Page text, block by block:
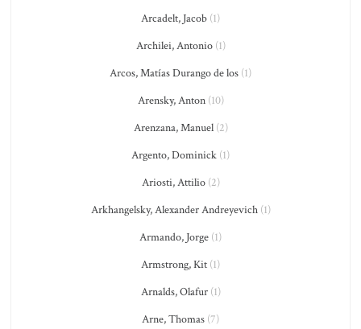
Arcadelt, Jacob (1)
Archilei, Antonio(1)
Arcos, Matías Durango de los (1)
Arensky, Anton(10)
Arenzana, Manuel(2)
Argento, Dominick (1)
Ariosti, Attilio(2)
Arkhangelsky, Alexander Andreyevich(1)
Armando, Jorge (1)
Armstrong, Kit (1)
Arnalds, Olafur(1)
Arne, Thomas (7)